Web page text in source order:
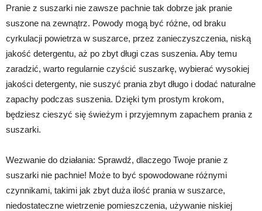
Pranie z suszarki nie zawsze pachnie tak dobrze jak pranie
suszone na zewnątrz. Powody mogą być różne, od braku
cyrkulacji powietrza w suszarce, przez zanieczyszczenia, niską
jakość detergentu, aż po zbyt długi czas suszenia. Aby temu
zaradzić, warto regularnie czyścić suszarkę, wybierać wysokiej
jakości detergenty, nie suszyć prania zbyt długo i dodać naturalne
zapachy podczas suszenia. Dzięki tym prostym krokom,
będziesz cieszyć się świeżym i przyjemnym zapachem prania z
suszarki.
Wezwanie do działania: Sprawdź, dlaczego Twoje pranie z
suszarki nie pachnie! Może to być spowodowane różnymi
czynnikami, takimi jak zbyt duża ilość prania w suszarce,
niedostateczne wietrzenie pomieszczenia, używanie niskiej